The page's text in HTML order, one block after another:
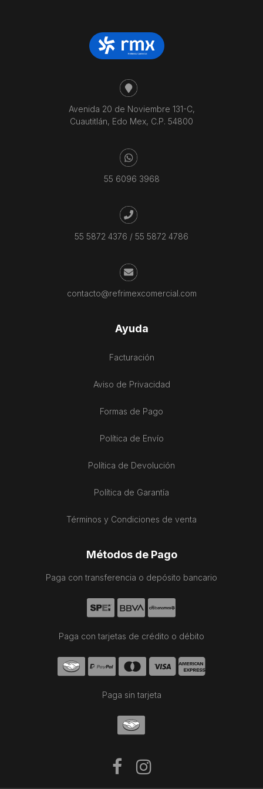
Avenida 20 de Noviembre 131-C,
Cuautitlán, Edo Mex, C.P. 54800
55 6096 3968
55 5872 4376 / 55 5872 4786
contacto@refrimexcomercial.com
Ayuda
Facturación
Aviso de Privacidad
Formas de Pago
Política de Envío
Política de Devolución
Política de Garantía
Términos y Condiciones de venta
Métodos de Pago
Paga con transferencia o depósito bancario
Paga con tarjetas de crédito o débito
Paga sin tarjeta